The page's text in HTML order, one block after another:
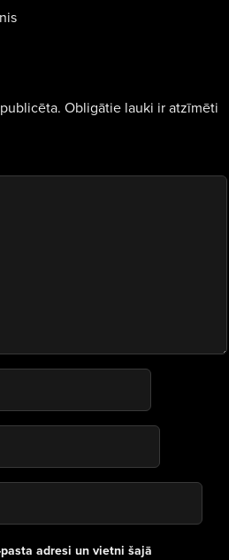
Obligātie lauki ir atzīmēti
adresi un vietni šajā